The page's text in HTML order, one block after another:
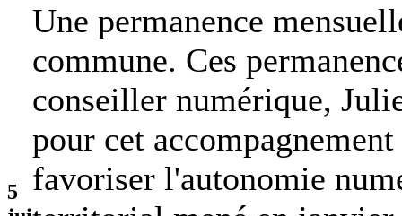
5
Une permanence
commune. Ces
conseiller numérique,
pour cet
favoriser l'autonomie